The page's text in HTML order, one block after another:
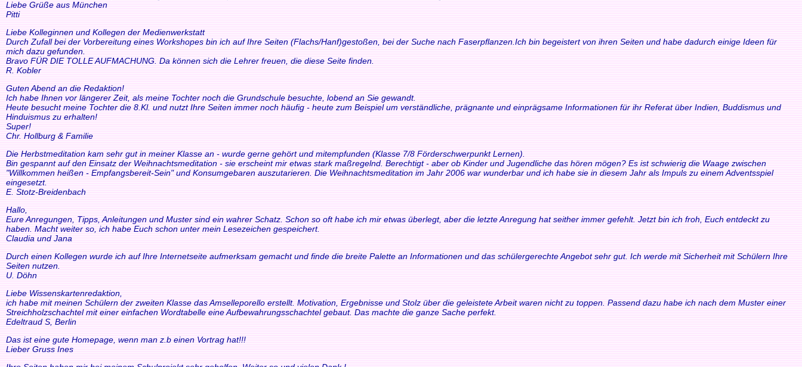
Liebe Grüße aus München
Pitti
Liebe Kolleginnen und Kollegen der Medienwerkstatt
Durch Zufall bei der Vorbereitung eines Workshopes bin ich auf Ihre Seiten (Flachs/Hanf)gestoßen, bei der Suche nach Faserpflanzen.Ich bin begeistert von ihren Seiten und habe dadurch einige Ideen für
mich dazu gefunden.
Bravo FÜR DIE TOLLE AUFMACHUNG. Da können sich die Lehrer freuen, die diese Seite finden.
R. Kobler
Guten Abend an die Redaktion!
Ich habe Ihnen vor längerer Zeit, als meine Tochter noch die Grundschule besuchte, lobend an Sie gewandt.
Heute besucht meine Tochter die 8.Kl. und nutzt Ihre Seiten immer noch häufig - heute zum Beispiel um verständliche, prägnante und einprägsame Informationen für ihr Referat über Indien, Buddismus und
Hinduismus zu erhalten!
Super!
Chr. Hollburg & Familie
Die Herbstmeditation kam sehr gut in meiner Klasse an - wurde gerne gehört und mitempfunden (Klasse 7/8 Förderschwerpunkt Lernen).
Bin gespannt auf den Einsatz der Weihnachtsmeditation - sie erscheint mir etwas stark maßregelnd. Berechtigt - aber ob Kinder und Jugendliche das hören mögen? Es ist schwierig die Waage zwischen
"Willkommen heißen - Empfangsbereit-Sein" und Konsumgebaren auszutarieren. Die Weihnachtsmeditation im Jahr 2006 war wunderbar und ich habe sie in diesem Jahr als Impuls zu einem Adventsspiel
eingesetzt.
E. Stotz-Breidenbach
Hallo,
Eure Anregungen, Tipps, Anleitungen und Muster sind ein wahrer Schatz. Schon so oft habe ich mir etwas überlegt, aber die letzte Anregung hat seither immer gefehlt. Jetzt bin ich froh, Euch entdeckt zu
haben. Macht weiter so, ich habe Euch schon unter mein Lesezeichen gespeichert.
Claudia und Jana
Durch einen Kollegen wurde ich auf Ihre Internetseite aufmerksam gemacht und finde die breite Palette an Informationen und das schülergerechte Angebot sehr gut. Ich werde mit Sicherheit mit Schülern Ihre
Seiten nutzen.
U. Döhn
Liebe Wissenskartenredaktion,
ich habe mit meinen Schülern der zweiten Klasse das Amselleporello erstellt. Motivation, Ergebnisse und Stolz über die geleistete Arbeit waren nicht zu toppen. Passend dazu habe ich nach dem Muster einer
Streichholzschachtel mit einer einfachen Wordtabelle eine Aufbewahrungsschachtel gebaut. Das machte die ganze Sache perfekt.
Edeltraud S, Berlin
Das ist eine gute Homepage, wenn man z.b einen Vortrag hat!!!
Lieber Gruss Ines